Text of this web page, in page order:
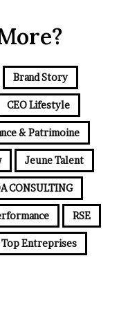
Brand Story
CEO Lifestyle
& Patrimoine
Jeune Talent
CONSULTING
RSE
Top Entreprises